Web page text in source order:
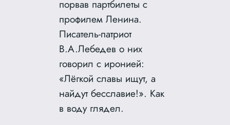
порвав партбилеты с
профилем Ленина.
Писатель-патриот
В.А.Лебедев о них
говорил с иронией:
«Лёгкой славы ищут, а
найдут бесславие!». Как
в воду глядел.